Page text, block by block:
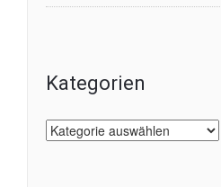
Kategorien
Kategorien